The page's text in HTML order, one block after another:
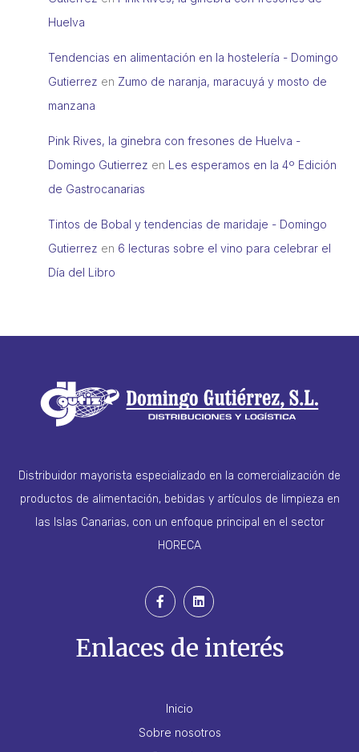
Huelva
Tendencias en alimentación en la hostelería - Domingo
Gutierrez en Zumo de naranja, maracuyá y mosto de
manzana
Pink Rives, la ginebra con fresones de Huelva -
Domingo Gutierrez en Les esperamos en la 4º Edición
de Gastrocanarias
Tintos de Bobal y tendencias de maridaje - Domingo
Gutierrez en 6 lecturas sobre el vino para celebrar el
Día del Libro
Distribuidor mayorista especializado en la comercialización de
productos de alimentación, bebidas y artículos de limpieza en
las Islas Canarias, con un enfoque principal en el sector
HORECA
Enlaces de interés
Inicio
Sobre nosotros